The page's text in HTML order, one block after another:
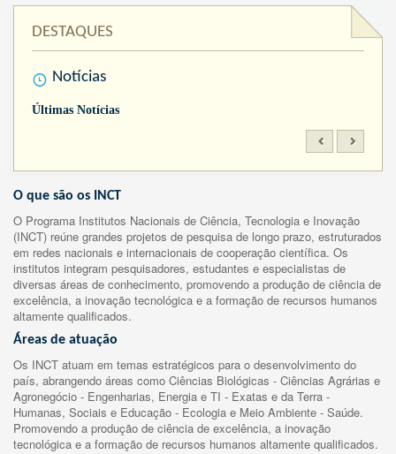
DESTAQUES
Notícias
Últimas Notícias
O que são os INCT
O Programa Institutos Nacionais de Ciência, Tecnologia e Inovação
(INCT) reúne grandes projetos de pesquisa de longo prazo, estruturados
em redes nacionais e internacionais de cooperação científica. Os
institutos integram pesquisadores, estudantes e especialistas de
diversas áreas de conhecimento, promovendo a produção de ciência de
excelência, a inovação tecnológica e a formação de recursos humanos
altamente qualificados.
Áreas de atuação
Os INCT atuam em temas estratégicos para o desenvolvimento do
país, abrangendo áreas como Ciências Biológicas - Ciências Agrárias e
Agronegócio - Engenharias, Energia e TI - Exatas e da Terra -
Humanas, Sociais e Educação - Ecologia e Meio Ambiente - Saúde.
Promovendo a produção de ciência de excelência, a inovação
tecnológica e a formação de recursos humanos altamente qualificados.